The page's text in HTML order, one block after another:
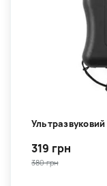
319 грн
380 грн